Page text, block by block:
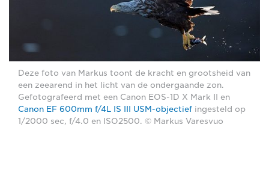
Deze foto van Markus toont de kracht en grootsheid van
een zeearend in het licht van de ondergaande zon.
Gefotografeerd met een Canon EOS-1D X Mark II en
Canon EF 600mm f/4L IS III USM-objectief ingesteld op
1/2000 sec, f/4.0 en ISO2500. © Markus Varesvuo